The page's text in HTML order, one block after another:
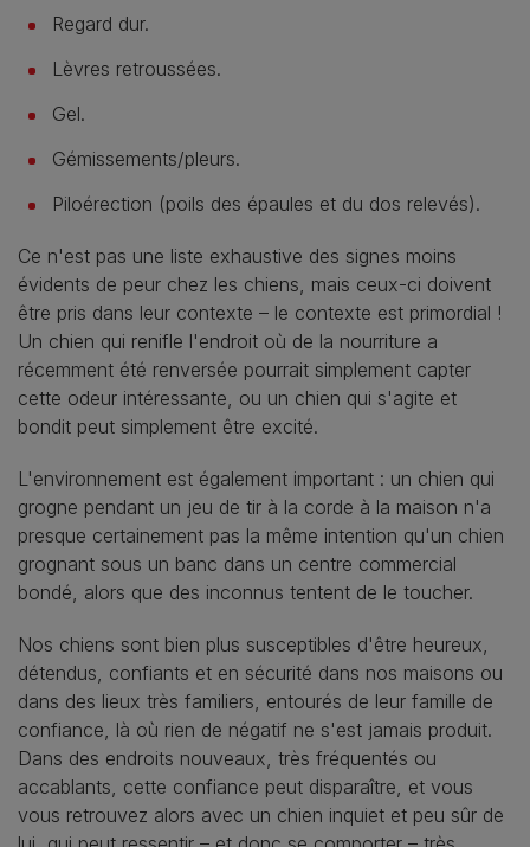
Regard dur.
Lèvres retroussées.
Gel.
Gémissements/pleurs.
Piloérection (poils des épaules et du dos relevés).
Ce n'est pas une liste exhaustive des signes moins
évidents de peur chez les chiens, mais ceux-ci doivent
être pris dans leur contexte – le contexte est primordial !
Un chien qui renifle l'endroit où de la nourriture a
récemment été renversée pourrait simplement capter
cette odeur intéressante, ou un chien qui s'agite et
bondit peut simplement être excité.
L'environnement est également important : un chien qui
grogne pendant un jeu de tir à la corde à la maison n'a
presque certainement pas la même intention qu'un chien
grognant sous un banc dans un centre commercial
bondé, alors que des inconnus tentent de le toucher.
Nos chiens sont bien plus susceptibles d'être heureux,
détendus, confiants et en sécurité dans nos maisons ou
dans des lieux très familiers, entourés de leur famille de
confiance, là où rien de négatif ne s'est jamais produit.
Dans des endroits nouveaux, très fréquentés ou
accablants, cette confiance peut disparaître, et vous
vous retrouvez alors avec un chien inquiet et peu sûr de